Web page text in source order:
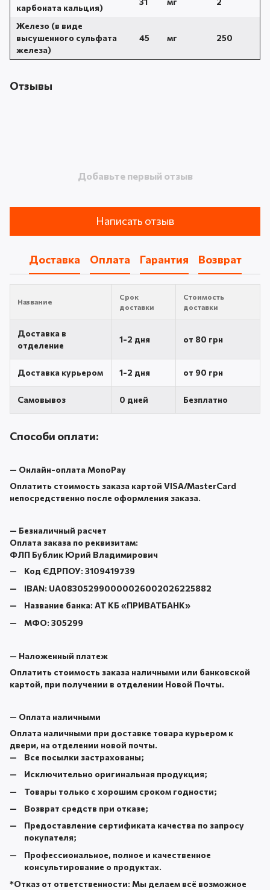
карбоната кальция)
Железо (в виде
высушенного сульфата
железа)
45 мг 250
Отзывы
Добавьте первый отзыв
Написать отзыв
Доставка Оплата Гарантия Возврат
Название
Срок
доставки
Стоимость
доставки
Доставка в
отделение
1-2 дня от 80 грн
Доставка курьером 1-2 дня от 90 грн
Самовывоз 0 дней Безплатно
Способи оплати:
— Онлайн-оплата MonoPay
Оплатить стоимость заказа картой VISA/MasterCard
непосредственно после оформления заказа.
— Безналичный расчет
Оплата заказа по реквизитам:
ФЛП Бублик Юрий Владимирович
Код ЄДРПОУ: 3109419739
IBAN: UA083052990000026002026225882
Название банка: АТ КБ «ПРИВАТБАНК»
МФО: 305299
— Наложенный платеж
Оплатить стоимость заказа наличными или банковской
картой, при получении в отделении Новой Почты.
— Оплата наличными
Оплата наличными при доставке товара курьером к
двери, на отделении новой почты.
Все посылки застрахованы;
Исключительно оригинальная продукция;
Товары только с хорошим сроком годности;
Возврат средств при отказе;
Предоставление сертификата качества по запросу
покупателя;
Профессиональное, полное и качественное
консультирование о продуктах.
*Отказ от ответственности: Мы делаем всё возможное